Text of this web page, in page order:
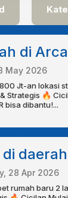
di
May 2026
Jt-an lokasi
Strategis 🔥
bisa dibantu!⁣⁣⁣⁣⁣...
28 Apr 2026
rumah baru 2